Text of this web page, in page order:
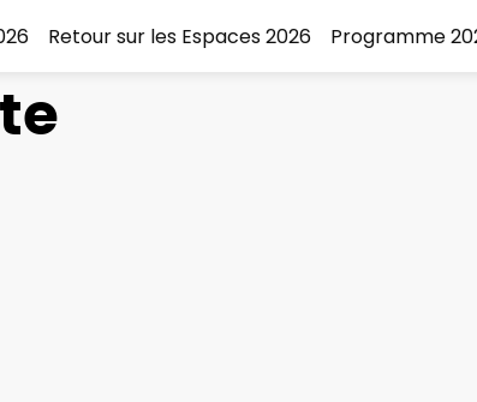
Retour sur les Espaces 2026 Programme